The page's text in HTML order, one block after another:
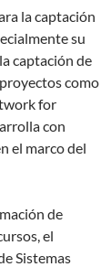
la captación
su
captación de
como
for
con
el marco del
de
el
Sistemas